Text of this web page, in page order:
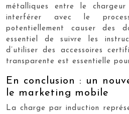
métalliques entre le
interférer avec le
potentiellement causer des
essentiel de suivre les
d’utiliser des accessoires
transparente est essentielle
En conclusion : un
le marketing mobile
La charge par induction